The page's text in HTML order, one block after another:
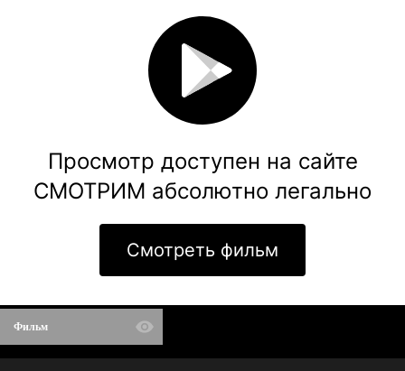
Просмотр доступен на сайте
СМОТРИМ абсолютно легально
Смотреть фильм
Фильм